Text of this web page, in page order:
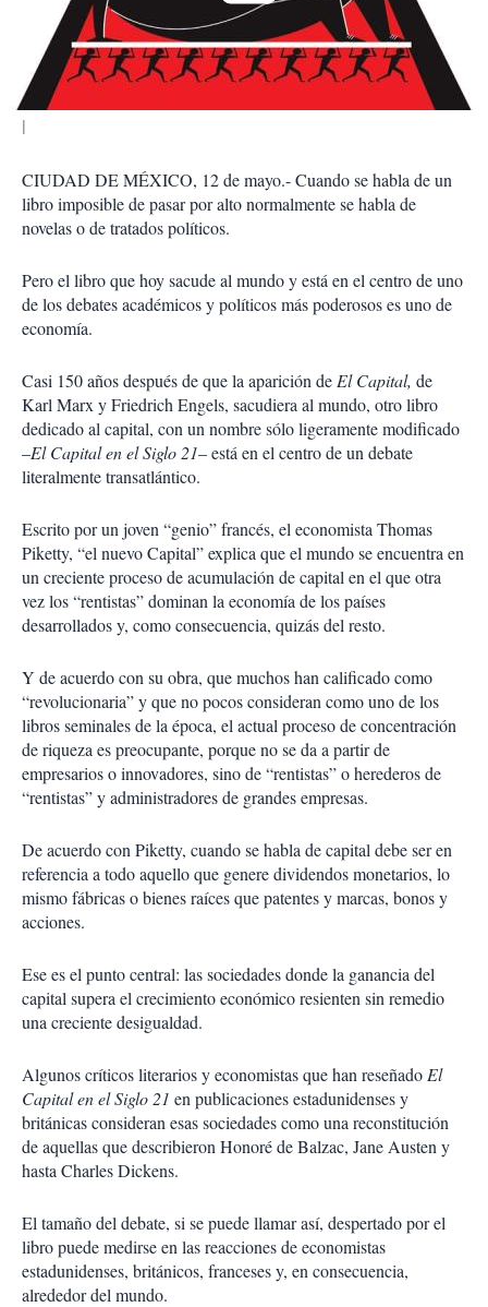
t
r
CIUDAD DE MÉXICO, 12 de mayo.- Cuando se habla de un
libro imposible de pasar por alto normalmente se habla de
novelas o de tratados políticos.
Pero el libro que hoy sacude al mundo y está en el centro de uno
de los debates académicos y políticos más poderosos es uno de
economía.
Casi 150 años después de que la aparición de El Capital, de
Karl Marx y Friedrich Engels, sacudiera al mundo, otro libro
dedicado al capital, con un nombre sólo ligeramente modificado
–El Capital en el Siglo 21– está en el centro de un debate
literalmente transatlántico.
Escrito por un joven “genio” francés, el economista Thomas
Piketty, “el nuevo Capital” explica que el mundo se encuentra en
un creciente proceso de acumulación de capital en el que otra
vez los “rentistas” dominan la economía de los países
desarrollados y, como consecuencia, quizás del resto.
Y de acuerdo con su obra, que muchos han calificado como
“revolucionaria” y que no pocos consideran como uno de los
libros seminales de la época, el actual proceso de concentración
de riqueza es preocupante, porque no se da a partir de
empresarios o innovadores, sino de “rentistas” o herederos de
“rentistas” y administradores de grandes empresas.
De acuerdo con Piketty, cuando se habla de capital debe ser en
referencia a todo aquello que genere dividendos monetarios, lo
mismo fábricas o bienes raíces que patentes y marcas, bonos y
acciones.
Ese es el punto central: las sociedades donde la ganancia del
capital supera el crecimiento económico resienten sin remedio
una creciente desigualdad.
Algunos críticos literarios y economistas que han reseñado El
Capital en el Siglo 21 en publicaciones estadunidenses y
británicas consideran esas sociedades como una reconstitución
de aquellas que describieron Honoré de Balzac, Jane Austen y
hasta Charles Dickens.
El tamaño del debate, si se puede llamar así, despertado por el
libro puede medirse en las reacciones de economistas
estadunidenses, británicos, franceses y, en consecuencia,
alrededor del mundo.